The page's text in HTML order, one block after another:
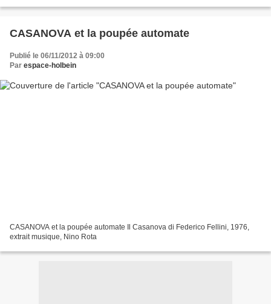
CASANOVA et la poupée automate
Publié le 06/11/2012 à 09:00
Par espace-holbein
CASANOVA et la poupée automate Il Casanova di Federico Fellini, 1976,
extrait musique, Nino Rota